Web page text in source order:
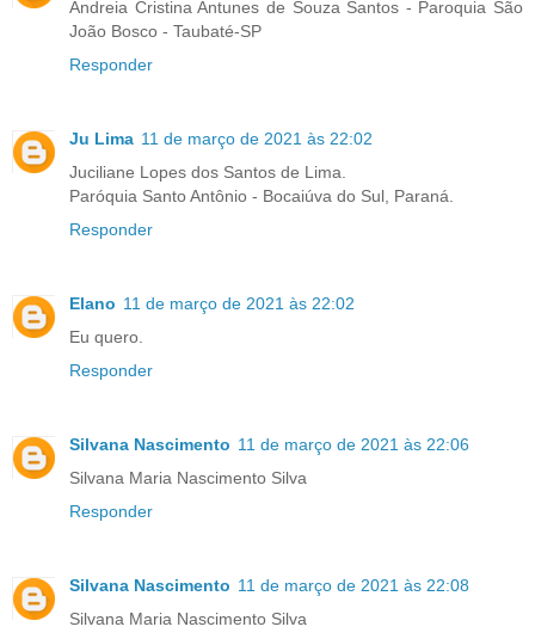
Andreia Cristina Antunes de Souza Santos - Paroquia São
João Bosco - Taubaté-SP
Responder
Ju Lima 11 de março de 2021 às 22:02
Juciliane Lopes dos Santos de Lima.
Paróquia Santo Antônio - Bocaiúva do Sul, Paraná.
Responder
Elano 11 de março de 2021 às 22:02
Eu quero.
Responder
Silvana Nascimento 11 de março de 2021 às 22:06
Silvana Maria Nascimento Silva
Responder
Silvana Nascimento 11 de março de 2021 às 22:08
Silvana Maria Nascimento Silva